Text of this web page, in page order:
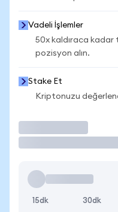
Vadeli İşlemler
50x kaldıraca kadar
pozisyon alın.
Stake Et
Kriptonuzu
15dk 30dk